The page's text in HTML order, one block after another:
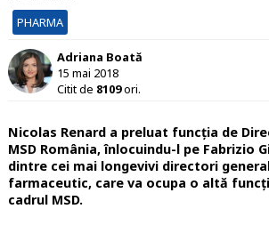
PHARMA
Adriana Boată
15 mai 2018
Citit de 8109ori.
Nicolas Renard a preluat funcția de
MSD România, înlocuindu-l pe Fabrizio
dintre cei mai longevivi directori
farmaceutic, care va ocupa o altă
cadrul MSD.